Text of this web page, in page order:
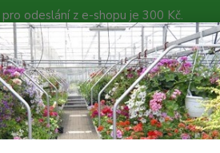
odeslání z e-shopu je 300 Kč.
následujícím týdnu po přijetí
Hledat